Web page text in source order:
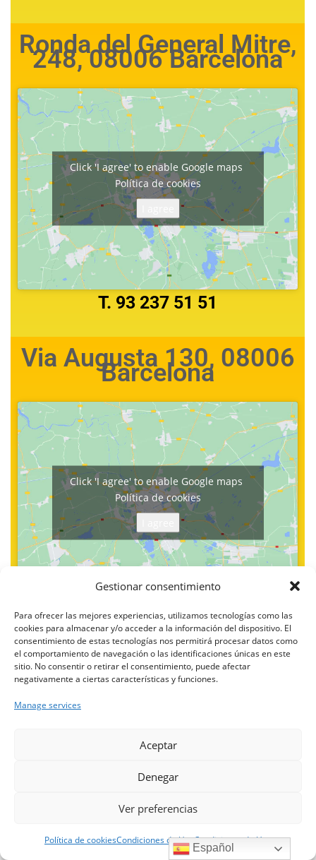
Gestionar consentimiento
Para ofrecer las mejores experiencias, utilizamos tecnologías como las
cookies para almacenar y/o acceder a la información del dispositivo. El
consentimiento de estas tecnologías nos permitirá procesar datos como
el comportamiento de navegación o las identificaciones únicas en este
sitio. No consentir o retirar el consentimiento, puede afectar
negativamente a ciertas características y funciones.
Manage services
Aceptar
Denegar
Ver preferencias
Política de cookiesCondiciones de UsoCondiciones de Uso
Ronda del General Mitre,
248, 08006 Barcelona
Click 'I agree' to enable Google maps
Política de cookies
T. 93 237 51 51
Via Augusta 130, 08006
Barcelona
Click 'I agree' to enable Google maps
Política de cookies
T. 93 237 35 83
Si te gusta, síguenos y
comparte 😉👍
Si quieres más información, tenemos 3 autoescuelas en
con la información publicada en
Español